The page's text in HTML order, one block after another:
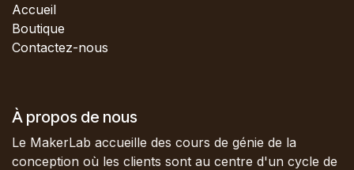
Accueil
Boutique
Contactez-nous
À propos de nous
Le MakerLab accueille des cours de génie de la
conception où les clients sont au centre d'un cycle de